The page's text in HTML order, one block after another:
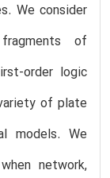
We consider
of
order logic
of plate
models. We
network,